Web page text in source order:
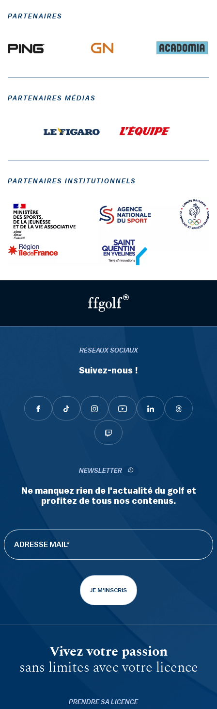
PARTENAIRES
PARTENAIRES MÉDIAS
PARTENAIRES INSTITUTIONNELS
RÉSEAUX SOCIAUX
Suivez-nous !
NEWSLETTER
Ne manquez rien de l'actualité du golf et
profitez de tous nos contenus.
JE M'INSCRIS
Vivez votre passion
sans limites avec votre licence
PRENDRE SA LICENCE